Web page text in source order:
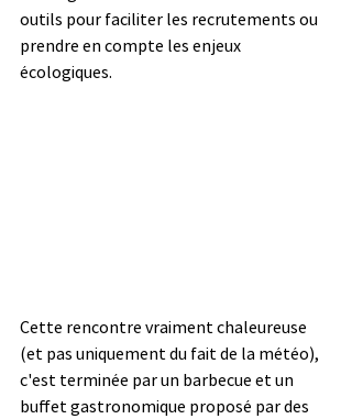
outils pour faciliter les recrutements ou
prendre en compte les enjeux
écologiques.
Cette rencontre vraiment chaleureuse
(et pas uniquement du fait de la météo),
c'est terminée par un barbecue et un
buffet gastronomique proposé par des